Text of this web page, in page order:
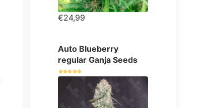
€24,99
Auto Blueberry
regular Ganja Seeds